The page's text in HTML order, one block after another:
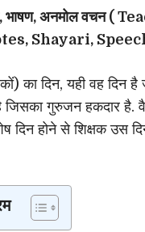
भाषण, अनमोल वचन (
Shayari,
का दिन, यही वह दिन है
गुरुजन हकदार है.
दिन होने से शिक्षक उस